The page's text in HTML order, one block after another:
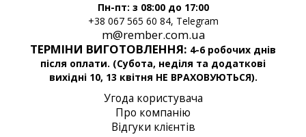
Пн-пт: з 08:00 до 17:00
+38 067 565 60 84, Telegram
m@rember.com.ua
ТЕРМІНИ ВИГОТОВЛЕННЯ: 4-6 робочих днів
після оплати. (Субота, неділя та додаткові
вихідні 10, 13 квітня НЕ ВРАХОВУЮТЬСЯ).
Угода користувача
Про компанію
Відгуки клієнтів